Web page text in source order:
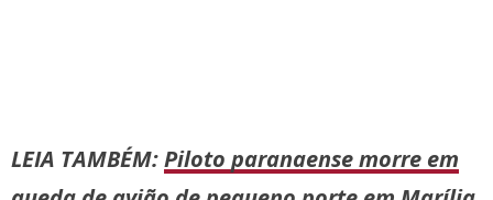
LEIA TAMBÉM:Piloto paranaense morre em